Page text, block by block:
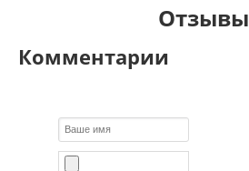
Отзывы
Комментарии